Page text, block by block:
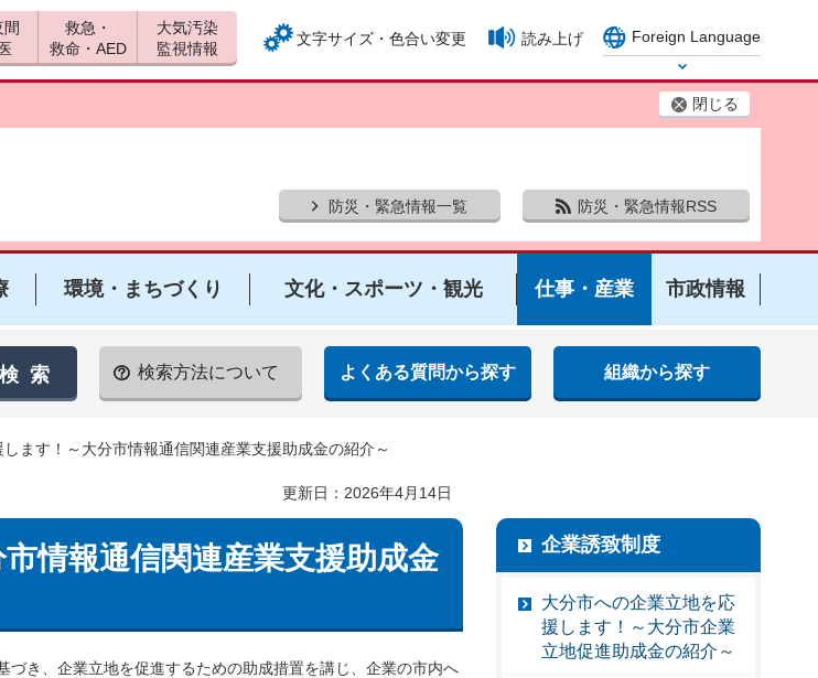
閉じる
防災・緊急情報一覧
防災・緊急情報RSS
救急・
救命・AED
大気汚染
監視情報
文字サイズ・色合い変更 読み上げ
Foreign Language
Select Language
環境・まちづくり 文化・スポーツ・観光 仕事・産業 市政情報
検索方法について よくある質問から探す 組織から探す
ます！～大分市情報通信関連産業支援助成金の紹介～
更新日：2026年4月14日
情報通信関連産業支援助成金
き、企業立地を促進するための助成措置を講じ、企業の市内へ
企業誘致制度
大分市への企業立地を応
援します！～大分市企業
立地促進助成金の紹介～